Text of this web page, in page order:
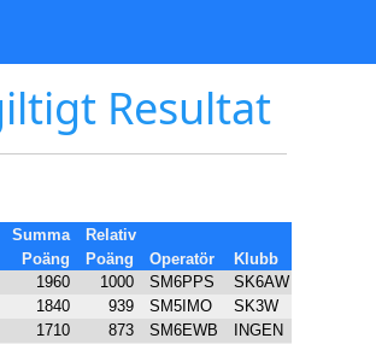
Resultat
Summa
Relativ
Poäng Poäng Operatör
Klubb
1960 1000 SM6PPS
SK6AW
1840 939 SM5IMO
SK3W
1710 873 SM6EWB
INGEN